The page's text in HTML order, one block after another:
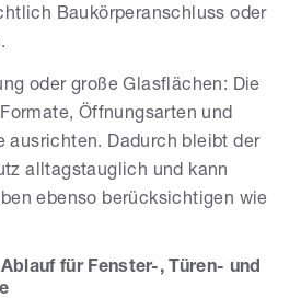
Baukörperanschluss oder
oder große Glasflächen: Die
Öffnungsarten und
ausrichten. Dadurch bleibt der
alltagstauglich und kann
ebenso berücksichtigen wie
für Fenster-, Türen- und